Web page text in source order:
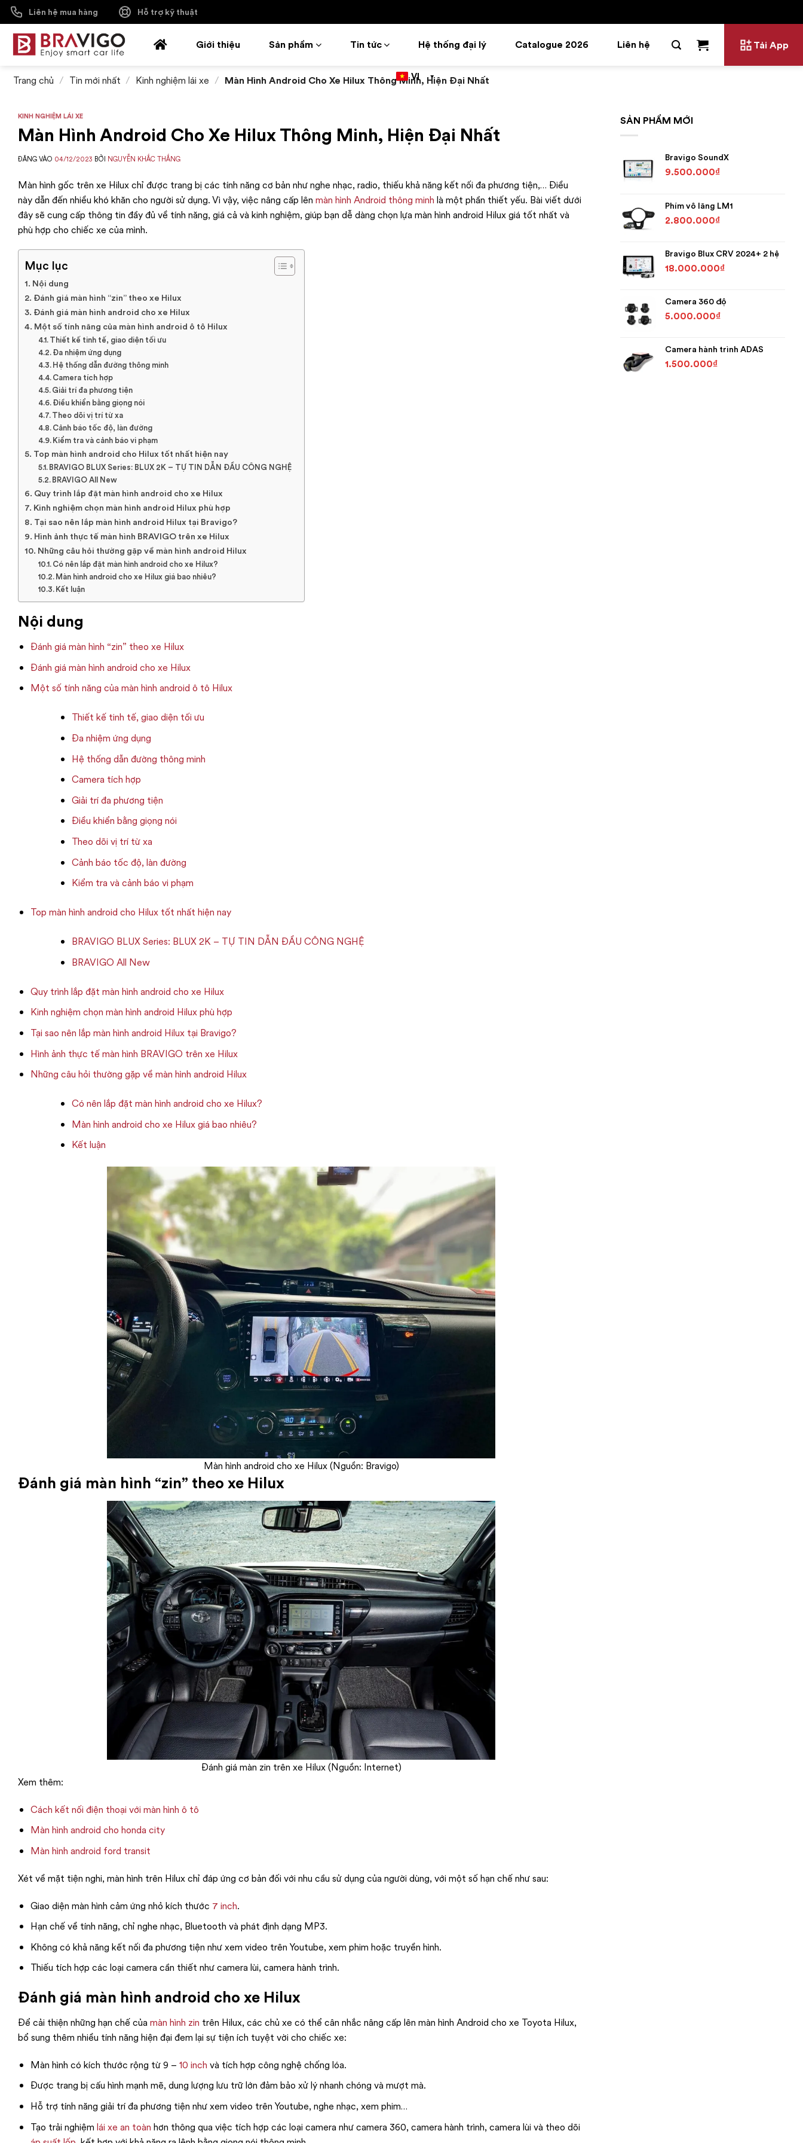
qua
dung
Liên hệ mua hàng Hỗ trợ kỹ thuật
Giới thiệu Sản phẩm Tin tức Hệ thống đại lý Catalogue 2026 Liên hệ
VI
Tải App
Trang chủ / Tin mới nhất / Kinh nghiệm lái xe / Màn Hình Android Cho Xe Hilux Thông Minh, Hiện Đại Nhất
KINH NGHIỆM LÁI XE
Màn Hình Android Cho Xe Hilux Thông Minh, Hiện Đại Nhất
ĐĂNG VÀO 04/12/2023 BỞI NGUYỄN KHẮC THẮNG
Màn hình gốc trên xe Hilux chỉ được trang bị các tính năng cơ bản như nghe nhạc, radio, thiếu khả năng kết nối đa phương tiện,… Điều
này dẫn đến nhiều khó khăn cho người sử dụng. Vì vậy, việc nâng cấp lên màn hình Android thông minh là một phần thiết yếu. Bài viết dưới
đây sẽ cung cấp thông tin đầy đủ về tính năng, giá cả và kinh nghiệm, giúp bạn dễ dàng chọn lựa màn hình android Hilux giá tốt nhất và
phù hợp cho chiếc xe của mình.
Mục lục
Nội dung
Đánh giá màn hình “zin” theo xe Hilux
Đánh giá màn hình android cho xe Hilux
Một số tính năng của màn hình android ô tô Hilux
Thiết kế tinh tế, giao diện tối ưu
Đa nhiệm ứng dụng
Hệ thống dẫn đường thông minh
Camera tích hợp
Giải trí đa phương tiện
Điều khiển bằng giọng nói
Theo dõi vị trí từ xa
Cảnh báo tốc độ, làn đường
Kiểm tra và cảnh báo vi phạm
Top màn hình android cho Hilux tốt nhất hiện nay
BRAVIGO BLUX Series: BLUX 2K – TỰ TIN DẪN ĐẦU CÔNG NGHỆ
BRAVIGO All New
Quy trình lắp đặt màn hình android cho xe Hilux
Kinh nghiệm chọn màn hình android Hilux phù hợp
Tại sao nên lắp màn hình android Hilux tại Bravigo?
Hình ảnh thực tế màn hình BRAVIGO trên xe Hilux
Những câu hỏi thường gặp về màn hình android Hilux
Có nên lắp đặt màn hình android cho xe Hilux?
Màn hình android cho xe Hilux giá bao nhiêu?
Kết luận
Nội dung
Đánh giá màn hình “zin” theo xe Hilux
Đánh giá màn hình android cho xe Hilux
Một số tính năng của màn hình android ô tô Hilux
Thiết kế tinh tế, giao diện tối ưu
Đa nhiệm ứng dụng
Hệ thống dẫn đường thông minh
Camera tích hợp
Giải trí đa phương tiện
Điều khiển bằng giọng nói
Theo dõi vị trí từ xa
Cảnh báo tốc độ, làn đường
Kiểm tra và cảnh báo vi phạm
Top màn hình android cho Hilux tốt nhất hiện nay
BRAVIGO BLUX Series: BLUX 2K – TỰ TIN DẪN ĐẦU CÔNG NGHỆ
BRAVIGO All New
Quy trình lắp đặt màn hình android cho xe Hilux
Kinh nghiệm chọn màn hình android Hilux phù hợp
Tại sao nên lắp màn hình android Hilux tại Bravigo?
Hình ảnh thực tế màn hình BRAVIGO trên xe Hilux
Những câu hỏi thường gặp về màn hình android Hilux
Có nên lắp đặt màn hình android cho xe Hilux?
Màn hình android cho xe Hilux giá bao nhiêu?
Kết luận
Màn hình android cho xe Hilux (Nguồn: Bravigo)
Đánh giá màn hình “zin” theo xe Hilux
Đánh giá màn zin trên xe Hilux (Nguồn: Internet)
Xem thêm:
Cách kết nối điện thoại với màn hình ô tô
Màn hình android cho honda city
Màn hình android ford transit
Xét về mặt tiện nghi, màn hình trên Hilux chỉ đáp ứng cơ bản đối với nhu cầu sử dụng của người dùng, với một số hạn chế như sau:
Giao diện màn hình cảm ứng nhỏ kích thước 7 inch.
Hạn chế về tính năng, chỉ nghe nhạc, Bluetooth và phát định dạng MP3.
Không có khả năng kết nối đa phương tiện như xem video trên Youtube, xem phim hoặc truyền hình.
Thiếu tích hợp các loại camera cần thiết như camera lùi, camera hành trình.
Đánh giá màn hình android cho xe Hilux
Để cải thiện những hạn chế của màn hình zin trên Hilux, các chủ xe có thể cân nhắc nâng cấp lên màn hình Android cho xe Toyota Hilux,
bổ sung thêm nhiều tính năng hiện đại đem lại sự tiện ích tuyệt vời cho chiếc xe:
Màn hình có kích thước rộng từ 9 – 10 inch và tích hợp công nghệ chống lóa.
Được trang bị cấu hình mạnh mẽ, dung lượng lưu trữ lớn đảm bảo xử lý nhanh chóng và mượt mà.
Hỗ trợ tính năng giải trí đa phương tiện như xem video trên Youtube, nghe nhạc, xem phim…
Tạo trải nghiệm lái xe an toàn hơn thông qua việc tích hợp các loại camera như camera 360, camera hành trình, camera lùi và theo dõi
SẢN PHẨM MỚI
Bravigo SoundX
9.500.000₫
Phím vô lăng LM1
2.800.000₫
Bravigo Blux CRV 2024+ 2 hệ
18.000.000₫
Camera 360 độ
5.000.000₫
Camera hành trình ADAS
1.500.000₫